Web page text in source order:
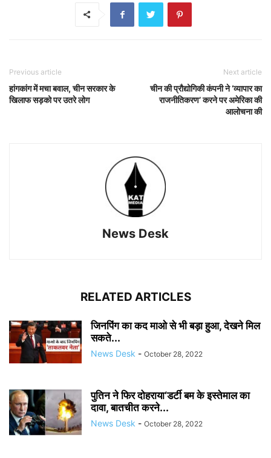
Previous article
हांगकांग में मचा बवाल, चीन सरकार के
खिलाफ सड़को पर उतरे लोग
Next article
चीन की प्रौद्योगिकी कंपनी ने ‘व्यापार का
राजनीतिकरण’ करने पर अमेरिका की
आलोचना की
News Desk
RELATED ARTICLES
जिनपिंग का कद माओ से भी बड़ा हुआ, देखने मिल
सकते...
News Desk - October 28, 2022
पुतिन ने फिर दोहराया‘डर्टी बम के इस्तेमाल का
दावा, बातचीत करने...
News Desk - October 28, 2022